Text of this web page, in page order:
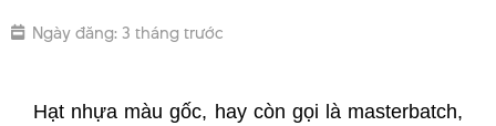
Ngày đăng: 3 tháng trước
Hạt nhựa màu gốc, hay còn gọi là masterbatch,